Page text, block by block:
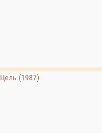
Цель (1987)